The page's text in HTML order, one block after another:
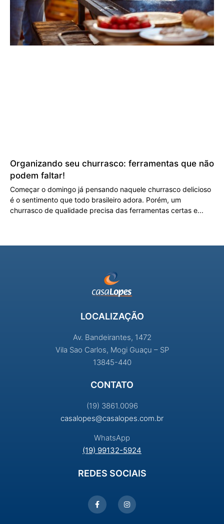
Organizando seu churrasco: ferramentas que não
podem faltar!
Começar o domingo já pensando naquele churrasco delicioso
é o sentimento que todo brasileiro adora. Porém, um
churrasco de qualidade precisa das ferramentas certas e
LOCALIZAÇÃO
Av. Bandeirantes, 1472
Vila Sao Carlos, Mogi Guaçu – SP
13845-440
CONTATO
(19) 3861.0096
casalopes@casalopes.com.br
WhatsApp
(19) 99132-5924
REDES SOCIAIS